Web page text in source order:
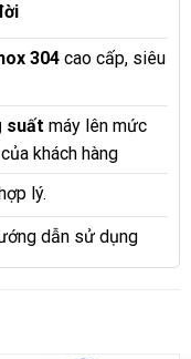
304cao cấp, siêu
suất máy lên mức
khách hàng
lý.
dẫn sử dụng